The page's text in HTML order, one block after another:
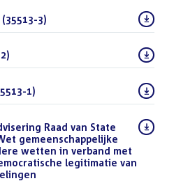
3)
1)
Raad van State
gemeenschappelijke
wetten in verband met
legitimatie van